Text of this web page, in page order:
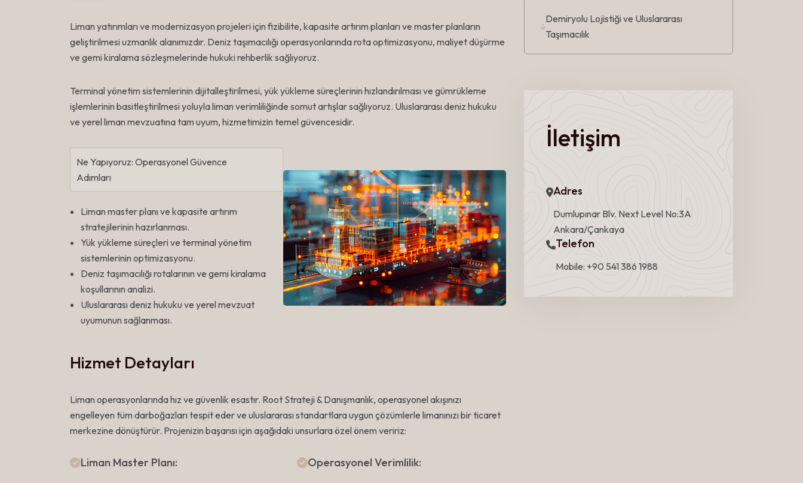
Liman yatırımları ve modernizasyon projeleri için fizibilite, kapasite artırım planları ve master planların
geliştirilmesi uzmanlık alanımızdır. Deniz taşımacılığı operasyonlarında rota optimizasyonu, maliyet düşürme
ve gemi kiralama sözleşmelerinde hukuki rehberlik sağlıyoruz.
Terminal yönetim sistemlerinin dijitalleştirilmesi, yük yükleme süreçlerinin hızlandırılması ve gümrükleme
işlemlerinin basitleştirilmesi yoluyla liman verimliliğinde somut artışlar sağlıyoruz. Uluslararası deniz hukuku
ve yerel liman mevzuatına tam uyum, hizmetimizin temel güvencesidir.
Ne Yapıyoruz: Operasyonel Güvence
Adımları
Liman master planı ve kapasite artırım
stratejilerinin hazırlanması.
Yük yükleme süreçleri ve terminal yönetim
sistemlerinin optimizasyonu.
Deniz taşımacılığı rotalarının ve gemi kiralama
koşullarının analizi.
Uluslararası deniz hukuku ve yerel mevzuat
uyumunun sağlanması.
Hizmet Detayları
Liman operasyonlarında hız ve güvenlik esastır. Root Strateji & Danışmanlık, operasyonel akışınızı
engelleyen tüm darboğazları tespit eder ve uluslararası standartlara uygun çözümlerle limanınızı bir ticaret
merkezine dönüştürür. Projenizin başarısı için aşağıdaki unsurlara özel önem veririz:
Liman Master Planı: Operasyonel Verimlilik:
Demiryolu Lojistiği ve Uluslararası
Taşımacılık
İletişim
Adres
Dumlupınar Blv. Next Level No:3A
Ankara/Çankaya
Telefon
Mobile: +90 541 386 1988